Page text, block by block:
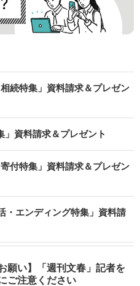
続特集」資料請求＆プレゼン
資料請求＆プレゼント
付特集」資料請求＆プレゼン
・エンディング特集」資料請
願い】「週刊文春」記者を
ご注意ください